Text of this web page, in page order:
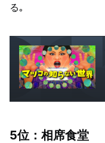
る｡
5位：相席食堂